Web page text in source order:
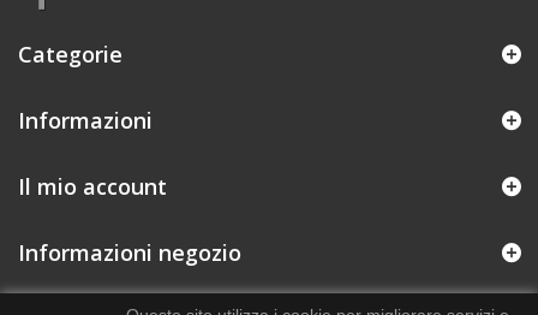
Categorie
Informazioni
Il mio account
Informazioni negozio